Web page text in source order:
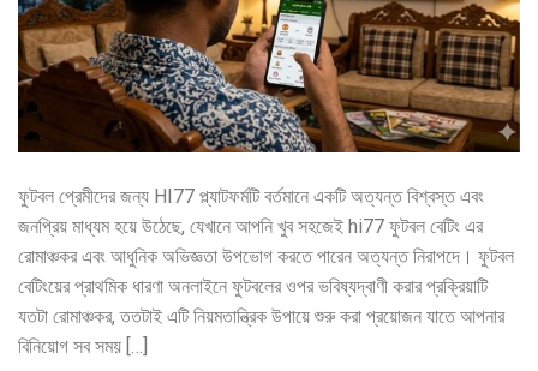
ফুটবল প্রেমীদের জন্য HI77 প্ল্যাটফর্মটি বর্তমানে একটি অত্যন্ত বিশ্বস্ত এবং
জনপ্রিয় মাধ্যম হয়ে উঠেছে, যেখানে আপনি খুব সহজেই hi77 ফুটবল বেটিং এর
রোমাঞ্চকর এবং আধুনিক অভিজ্ঞতা উপভোগ করতে পারেন অত্যন্ত নিরাপদে। ফুটবল
বেটিংয়ের প্রাথমিক ধারণা অনলাইনে ফুটবলের ওপর ভবিষ্যদ্বাণী করার প্রক্রিয়াটি
যতটা রোমাঞ্চকর, ততটাই এটি নিয়মতান্ত্রিক উপায়ে শুরু করা প্রয়োজন যাতে আপনার
বিনিয়োগ সব সময় […]